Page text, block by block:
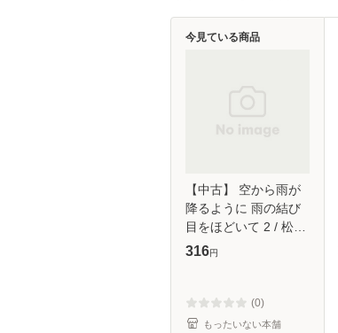
【中古】 空から雨が
降るように 雨の結び
目をほどいて 2 / 松前
侑里 / 新書館 [文庫]
316円
(0)
もったいない本舗
今見ている商品